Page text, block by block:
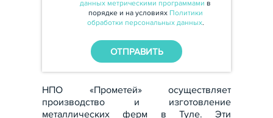
данных метрическими программами в
порядке и на условиях Политики
обработки персональных данных.
НПО «Прометей» осуществляет
производство и изготовление
металлических ферм в Туле. Эти